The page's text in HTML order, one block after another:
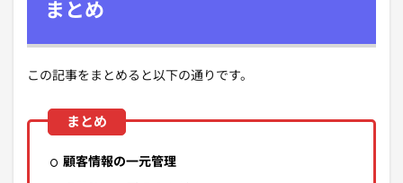
まとめ
この記事をまとめると以下の通りです。
顧客情報の一元管理